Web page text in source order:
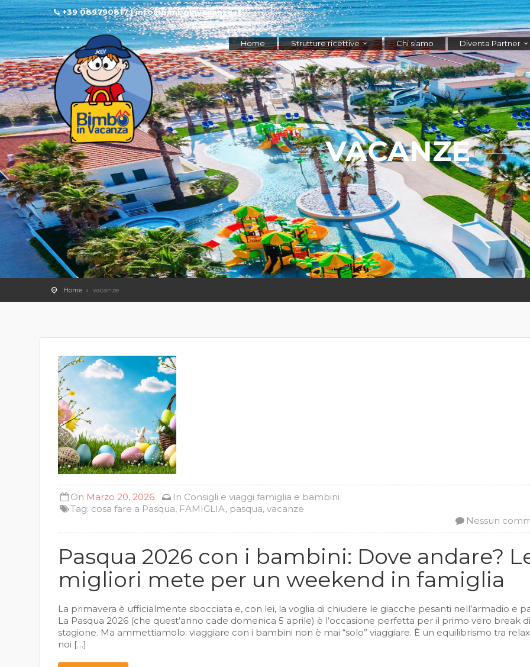
+39 089790817 | info@bimboinvacanza.it
Home Strutture ricettive Chi siamo Diventa Partner
VACANZE
Home vacanze
On Marzo 20, 2026 In Consigli e viaggi famiglia e bambini
Tag: cosa fare a Pasqua, FAMIGLIA, pasqua,vacanze
Nessun
Pasqua 2026 con i bambini: Dove andare?
migliori mete per un weekend in famiglia
La primavera è ufficialmente sbocciata e, con lei, la voglia di chiudere le giacche pesanti nell’armadio e
La Pasqua 2026 (che quest’anno cade domenica 5 aprile) è l’occasione perfetta per il primo vero break
stagione. Ma ammettiamolo: viaggiare con i bambini non è mai “solo” viaggiare. È un equilibrismo tra
noi […]